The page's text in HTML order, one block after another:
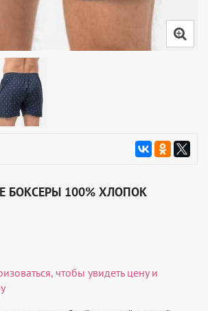
БОКСЕРЫ 100% ХЛОПОК
, чтобы увидеть цену и